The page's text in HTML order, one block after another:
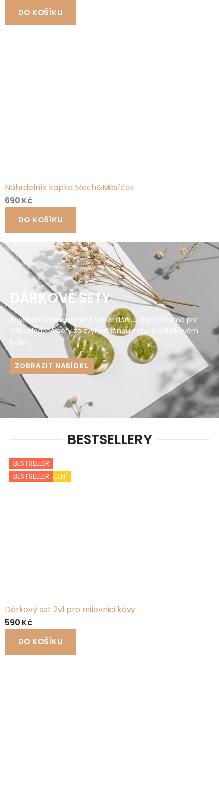
DO KOŠÍKU
Náhrdelník kapka Mech&Měsíček
690 Kč
DO KOŠÍKU
DÁRKOVÉ SETY
Abychom Vám usnadnili výběr dárku, připravili jsme pro
Vás vyladěné sety za zvýhodněnou cenu a v dárkovém
balení.
ZOBRAZIT NABÍDKU
BESTSELLERY
BESTSELLER
DÁRKOVÉ BALENÍ
Dárkový set 2v1 pro milovnici kávy
590 Kč
DO KOŠÍKU
BESTSELLER
BESTSELLER
TIP
AKCE
BESTSELLER
BESTSELLER